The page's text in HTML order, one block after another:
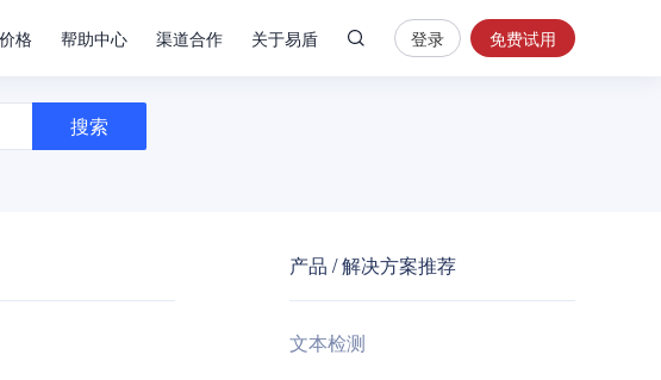
价格 帮助中心 渠道合作 关于易盾
安
全
登录 免费试用
搜索
产品 / 解决方案推荐
文本检测